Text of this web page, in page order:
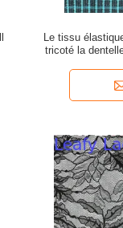
Le tissu
tricoté la